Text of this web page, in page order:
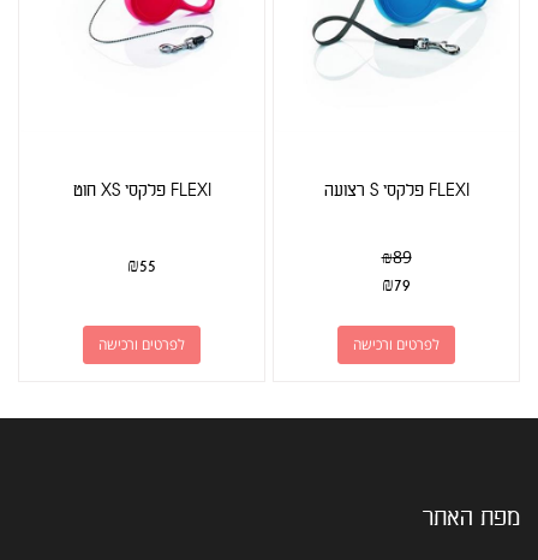
FLEXI פלקסי S רצועה
₪89
₪79
לפרטים ורכישה
FLEXI פלקסי XS חוט
₪55
לפרטים ורכישה
מפת האתר